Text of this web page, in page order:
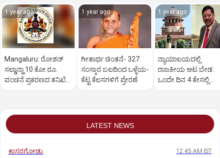
1 year ago
Mangaluru: ರೋಶನ್‌
ಸಲ್ಡಾನ್ಹಾ 10 ಕೋ.ರೂ.
ವಂಚನೆ ಪ್ರಕರಣದ ತನಿಖೆ
1 year ago
ಗೀತಾರ್ಥ ಚಿಂತನೆ- 327:
ಸಂಸ್ಕಾರ ಬಲದಿಂದ ಒಳ್ಳೆಯ-
ಕೆಟ್ಟ ಕೆಲಸಗಳಿಗೆ ಪ್ರೇರಣೆ
1 year ago
ನ್ಯಾಯಾಲಯದಲ್ಲಿ
ರಾಜಕೀಯ ಆಟ ಬೇಡ:
ಒಂದೇ ದಿನ 4 ಕೇಸಲ್ಲಿ
LATEST NEWS
ಕಾಸರಗೋಡು 12:45 AM IST